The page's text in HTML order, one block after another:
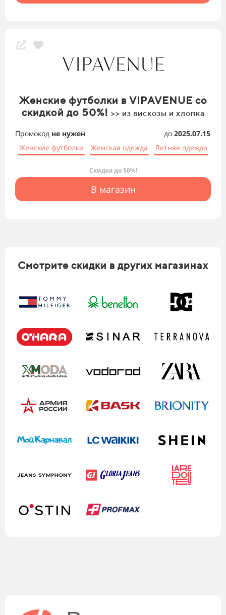
Женские футболки в VIPAVENUE со
скидкой до 50%! >> из вискозы и хлопка
Промокод не нужен до 2025.07.15
Женские футболки
Женская одежда Летняя одежда
Скидка до 50%!
В магазин
Смотрите скидки в других магазинах